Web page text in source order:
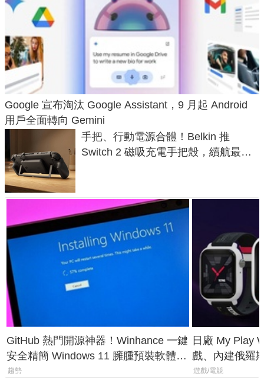
Google 宣布淘汰 Google Assistant，9 月起 Android
用戶全面轉向 Gemini
手把、行動電源合體！Belkin 推
Switch 2 磁吸充電手把殼，續航最高
GitHub 熱門開源神器！Winhance 一鍵
安全精簡 Windows 11 臃腫預裝軟體與
後台追蹤
趨勢
日廠 My Play
戲、內建俄羅
過竟然不能連
遊戲/電競